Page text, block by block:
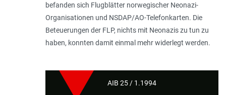
befanden sich Flugblätter norwegischer Neonazi-
Organisationen und NSDAP/AO-Telefonkarten. Die
Beteuerungen der FLP, nichts mit Neonazis zu tun zu
haben, konnten damit einmal mehr widerlegt werden.
AIB 25 / 1.1994